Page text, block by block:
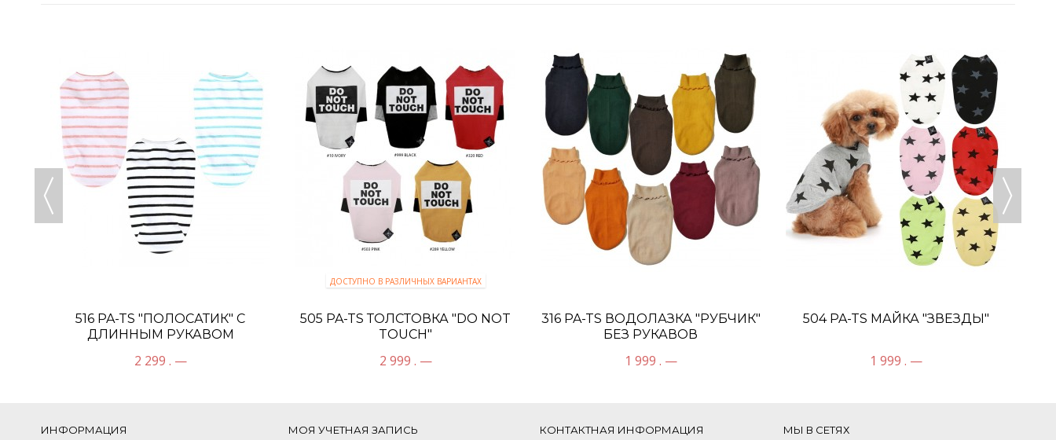
516 PA-TS "ПОЛОСАТИК" С
ДЛИННЫМ РУКАВОМ
2 299 . —
ДОСТУПНО В РАЗЛИЧНЫХ ВАРИАНТАХ
505 PA-TS ТОЛСТОВКА "DO NOT
TOUCH"
2 999 . —
316 PA-TS ВОДОЛАЗКА "РУБЧИК"
БЕЗ РУКАВОВ
1 999 . —
504 PA-TS МАЙКА "ЗВЕЗДЫ"
1 999 . —
ИНФОРМАЦИЯ МОЯ УЧЕТНАЯ ЗАПИСЬ КОНТАКТНАЯ ИНФОРМАЦИЯ МЫ В СЕТЯХ